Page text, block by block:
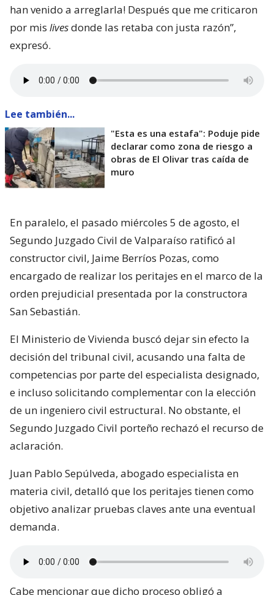
han venido a arreglarla! Después que me criticaron
por mis livesdonde las retaba con justa razón”,
expresó.
Lee también...
"Esta es una estafa": Poduje pide
declarar como zona de riesgo a
obras de El Olivar tras caída de
muro
En paralelo, el pasado miércoles 5 de agosto, el
Segundo Juzgado Civil de Valparaíso ratificó al
constructor civil, Jaime Berríos Pozas, como
encargado de realizar los peritajes en el marco de la
orden prejudicial presentada por la constructora
San Sebastián.
El Ministerio de Vivienda buscó dejar sin efecto la
decisión del tribunal civil, acusando una falta de
competencias por parte del especialista designado,
e incluso solicitando complementar con la elección
de un ingeniero civil estructural. No obstante, el
Segundo Juzgado Civil porteño rechazó el recurso de
aclaración.
Juan Pablo Sepúlveda, abogado especialista en
materia civil, detalló que los peritajes tienen como
objetivo analizar pruebas claves ante una eventual
demanda.
Cabe mencionar que dicho proceso obligó a